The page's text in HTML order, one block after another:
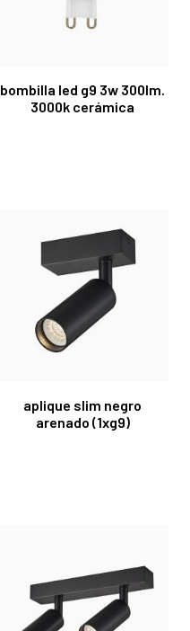
bombilla led g9 3w 300lm.
3000k cerámica
aplique slim negro
arenado (1xg9)